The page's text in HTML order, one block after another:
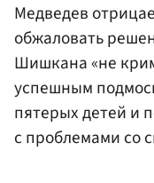
Медведев
обжаловать
Шишкана «не
успешным
пятерых детей и
с проблемами со